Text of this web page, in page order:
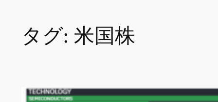
タグ: 米国株